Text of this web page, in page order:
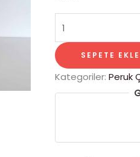
SEPETE EKLE
Kategoriler: Peruk